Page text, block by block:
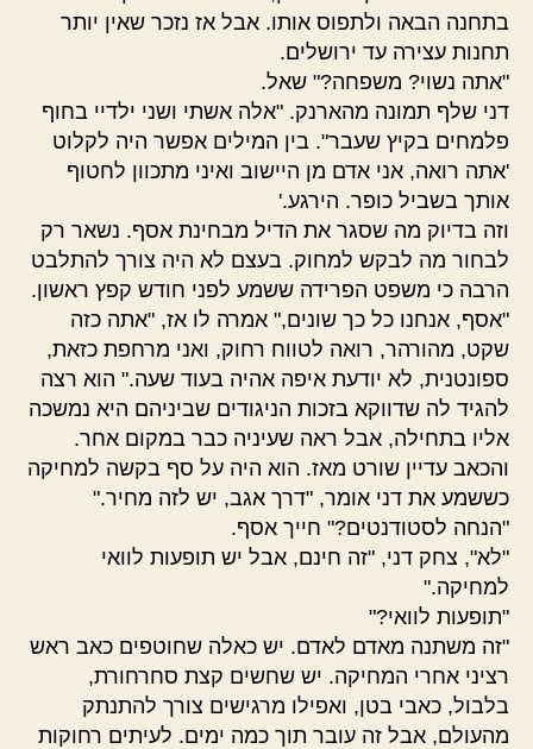
בתחנה הבאה ולתפוס אותו. אבל אז נזכר שאין יותר
תחנות עצירה עד ירושלים.
"אתה נשוי? משפחה?" שאל.
דני שלף תמונה מהארנק. "אלה אשתי ושני ילדיי בחוף
פלמחים בקיץ שעבר". בין המילים אפשר היה לקלוט
'אתה רואה, אני אדם מן היישוב ואיני מתכוון לחטוף
אותך בשביל כופר. הירגע.'
וזה בדיוק מה שסגר את הדיל מבחינת אסף. נשאר רק
לבחור מה לבקש למחוק. בעצם לא היה צורך להתלבט
הרבה כי משפט הפרידה ששמע לפני חודש קפץ ראשון.
"אסף, אנחנו כל כך שונים," אמרה לו אז, "אתה כזה
שקט, מהורהר, רואה לטווח רחוק, ואני מרחפת כזאת,
ספונטנית, לא יודעת איפה אהיה בעוד שעה." הוא רצה
להגיד לה שדווקא בזכות הניגודים שביניהם היא נמשכה
אליו בתחילה, אבל ראה שעיניה כבר במקום אחר.
והכאב עדיין שורט מאז. הוא היה על סף בקשה למחיקה
כששמע את דני אומר, "דרך אגב, יש לזה מחיר."
"הנחה לסטודנטים?" חייך אסף.
"לא", צחק דני, "זה חינם, אבל יש תופעות לוואי
למחיקה."
"תופעות לוואי?"
"זה משתנה מאדם לאדם. יש כאלה שחוטפים כאב ראש
רציני אחרי המחיקה. יש שחשים קצת סחרחורת,
בלבול, כאבי בטן, ואפילו מרגישים צורך להתנתק
מהעולם, אבל זה עובר תוך כמה ימים. לעיתים רחוקות